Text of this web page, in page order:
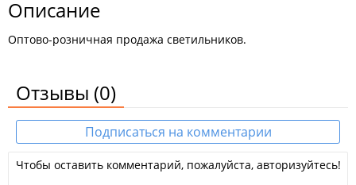
Описание
Оптово-розничная продажа светильников.
Отзывы (0)
Подписаться на комментарии
Чтобы оставить комментарий, пожалуйста, авторизуйтесь!